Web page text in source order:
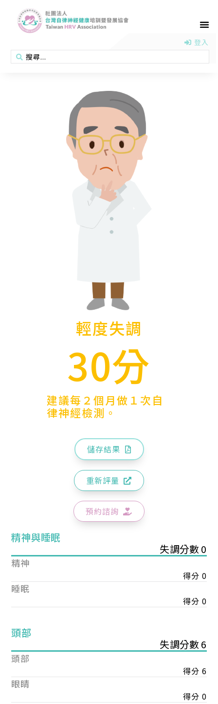
登入
輕度失調
30分
建議每２個月做１次自
律神經檢測。
儲存結果
重新評量
預約諮詢
精神與睡眠
失調分數 0
精神
得分 0
睡眠
得分 0
頭部
失調分數 6
頭部
得分 6
眼睛
得分 0